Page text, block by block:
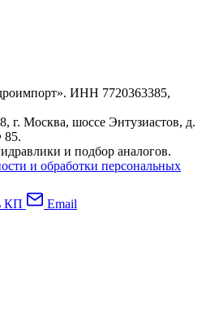
ИНН 7720363385,
г. Москва, шоссе Энтузиастов, д.
и подбор аналогов.
и обработки персональных
КП Email